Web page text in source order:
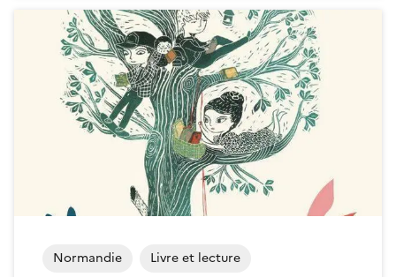
Normandie Livre et lecture